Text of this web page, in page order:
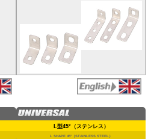
L型45°（ステンレス）
L SHAPE 45°（STAINLESS STEEL）